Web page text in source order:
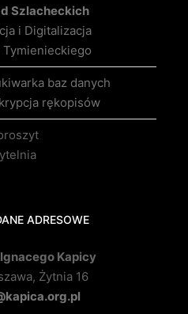
Szlacheckich
i Digitalizacja
baz danych
rękopisów
ADRESOWE
Kapicy
Żytnia 16